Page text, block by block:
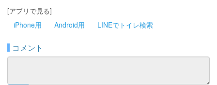
[アプリで見る]
iPhone用
Android用 LINEでトイレ検索
コメント